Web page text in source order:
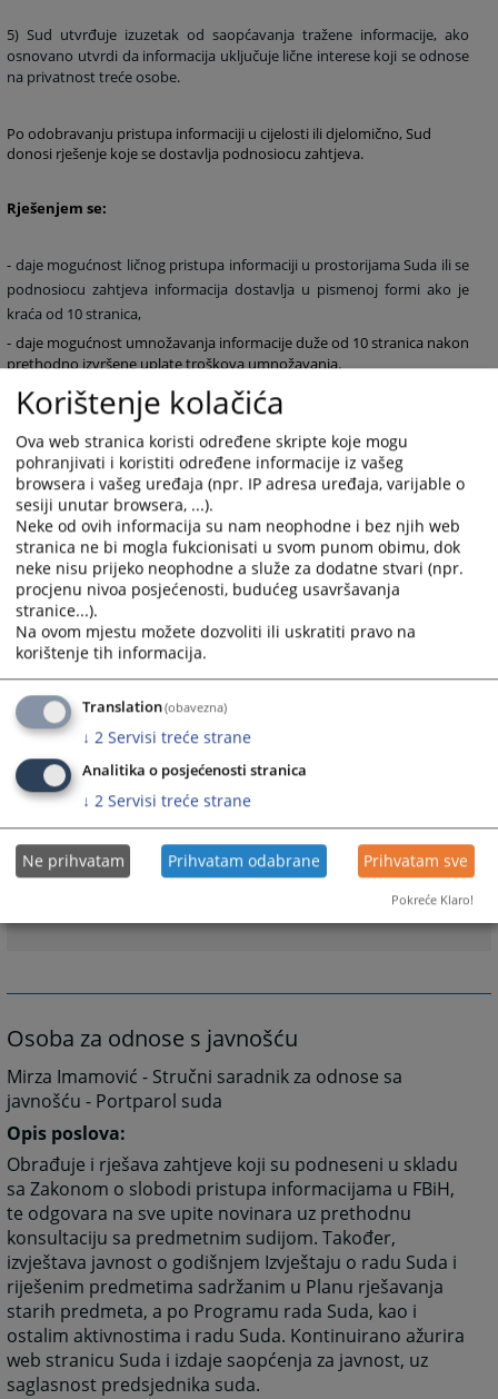
5) Sud utvrđuje izuzetak od saopćavanja tražene informacije, ako
osnovano utvrdi da informacija uključuje lične interese koji se odnose
na privatnost treće osobe.
Po odobravanju pristupa informaciji u cijelosti ili djelomično, Sud
donosi rješenje koje se dostavlja podnosiocu zahtjeva.
Rješenjem se:
- daje mogućnost ličnog pristupa informaciji u prostorijama Suda ili se
podnosiocu zahtjeva informacija dostavlja u pismenoj formi ako je
kraća od 10 stranica,
- daje mogućnost umnožavanja informacije duže od 10 stranica nakon
prethodno izvršene uplate troškova umnožavanja.
U skladu sa Uputstvom za provođenje ZOSPI u Federaciji BiH, troškovi
umnožavanja iznose 0,50 KM za svaku stranicu standardne veličine
koja prelazi prvih 10 besplatnih stranica, dok se CD za elektronsku
dokumentaciju plaća 5,00 KM. Uplata se vrši na žiro račun Zeničko-
dobojskog kantona u banci ili pošti, te se uplatnica prilaže uz
podneseni zahtjev.
2398PREGLEDA
Prateći dokumenti
Uputstvo ZOSPI
Zakon o slobodi pristupa informacijama u FBiH
Osoba za odnose s javnošću
Mirza Imamović - Stručni saradnik za odnose sa
javnošću - Portparol suda
Opis poslova:
Obrađuje i rješava zahtjeve koji su podneseni u skladu
sa Zakonom o slobodi pristupa informacijama u FBiH,
te odgovara na sve upite novinara uz prethodnu
konsultaciju sa predmetnim sudijom. Također,
izvještava javnost o godišnjem Izvještaju o radu Suda i
riješenim predmetima sadržanim u Planu rješavanja
starih predmeta, a po Programu rada Suda, kao i
ostalim aktivnostima i radu Suda. Kontinuirano ažurira
web stranicu Suda i izdaje saopćenja za javnost, uz
saglasnost predsjednika suda.
Korištenje kolačića
Ova web stranica koristi određene skripte koje mogu
pohranjivati i koristiti određene informacije iz vašeg
browsera i vašeg uređaja (npr. IP adresa uređaja, varijable o
sesiji unutar browsera, ...).
Neke od ovih informacija su nam neophodne i bez njih web
stranica ne bi mogla fukcionisati u svom punom obimu, dok
neke nisu prijeko neophodne a služe za dodatne stvari (npr.
procjenu nivoa posjećenosti, budućeg usavršavanja
stranice...).
Na ovom mjestu možete dozvoliti ili uskratiti pravo na
korištenje tih informacija.
Translation(obavezna)
↓ 2 Servisi treće strane
Analitika o posjećenosti stranica
↓ 2 Servisi treće strane
Ne prihvatam Prihvatam odabrane Prihvatam sve
Pokreće Klaro!